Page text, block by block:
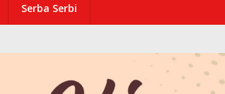
Serba Serbi